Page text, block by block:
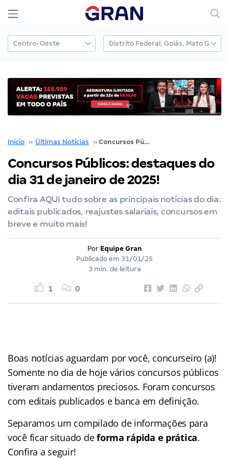
Início ›› Últimas Notícias ›› Concursos Públicos: destaques do dia 31 de janeiro de 2025!
Concursos Públicos: destaques do
dia 31 de janeiro de 2025!
Confira AQUI tudo sobre as principais notícias do dia:
editais publicados, reajustes salariais, concursos em
breve e muito mais!
Por Equipe Gran
Publicado em 31/01/25
3 min. de leitura
1 0
Boas notícias aguardam por você, concurseiro (a)!
Somente no dia de hoje vários concursos públicos
tiveram andamentos preciosos. Foram concursos
com editais publicados e banca em definição.
Separamos um compilado de informações para
você ficar situado deforma rápida e prática.
Confira a seguir!